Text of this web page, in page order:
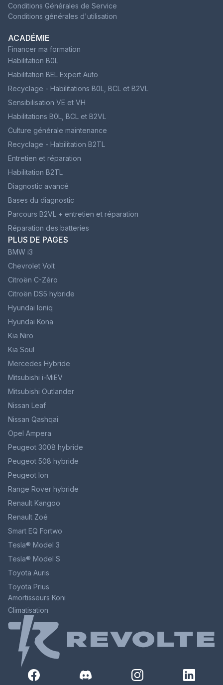
Conditions Générales de Service
Conditions générales d'utilisation
ACADÉMIE
Financer ma formation
Habilitation B0L
Habilitation BEL Expert Auto
Recyclage - Habilitations B0L, BCL et B2VL
Sensibilisation VE et VH
Habilitations B0L, BCL et B2VL
Culture générale maintenance
Recyclage - Habilitation B2TL
Entretien et réparation
Habilitation B2TL
Diagnostic avancé
Bases du diagnostic
Parcours B2VL + entretien et réparation
Réparation des batteries
PLUS DE PAGES
BMW i3
Chevrolet Volt
Citroën C-Zéro
Citroën DS5 hybride
Hyundai Ioniq
Hyundai Kona
Kia Niro
Kia Soul
Mercedes Hybride
Mitsubishi i-MiEV
Mitsubishi Outlander
Nissan Leaf
Nissan Qashqai
Opel Ampera
Peugeot 3008 hybride
Peugeot 508 hybride
Peugeot Ion
Range Rover hybride
Renault Kangoo
Renault Zoé
Smart EQ Fortwo
Tesla® Model 3
Tesla® Model S
Toyota Auris
Toyota Prius
Amortisseurs Koni
Climatisation